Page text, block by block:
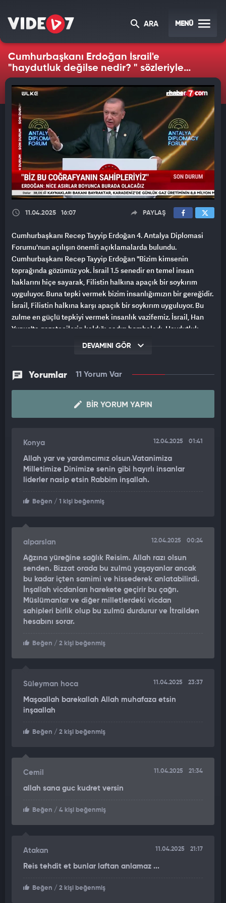
ARA MENÜ
Cumhurbaşkanı Erdoğan İsrail'e
"haydutluk değilse nedir? " sözleriyle
yüklendi
11.04.2025 16:07 PAYLAŞ
Cumhurbaşkanı Recep Tayyip Erdoğan 4. Antalya Diplomasi
Forumu'nun açılışın önemli açıklamalarda bulundu.
Cumhurbaşkanı Recep Tayyip Erdoğan "Bizim kimsenin
toprağında gözümüz yok. İsrail 1.5 senedir en temel insan
haklarını hiçe sayarak, Filistin halkına apaçık bir soykırım
uyguluyor. Buna tepki vermek bizim insanlığımızın bir gereğidir.
İsrail, Filistin halkına karşı apaçık bir soykırım uyguluyor. Bu
zulme en güçlü tepkiyi vermek insanlık vazifemiz. İsrail, Han
Yunus'ta gazetecilerin kaldığı çadırı bombaladı. Haydutluk
DEVAMINI GÖR
Yorumlar 11 Yorum Var
BIR YORUM YAPIN
Konya 12.04.2025 01:41
Allah yar ve yardımcımız olsun.Vatanimiza
Milletimize Dinimize senin gibi hayırlı insanlar
liderler nasip etsin Rabbim inşallah.
Beğen / 1 kişi beğenmiş
alparslan 12.04.2025 00:24
Ağzına yüreğine sağlık Reisim. Allah razı olsun
senden. Bizzat orada bu zulmü yaşayanlar ancak
bu kadar içten samimi ve hissederek anlatabilirdi.
İnşallah vicdanları harekete geçirir bu çağrı.
Müslümanlar ve diğer milletlerdeki vicdan
sahipleri birlik olup bu zulmü durdurur ve İtrailden
hesabını sorar.
Beğen / 2 kişi beğenmiş
Süleyman hoca 11.04.2025 23:37
Maşaallah barekallah Allah muhafaza etsin
inşaallah
Beğen / 2 kişi beğenmiş
Cemil 11.04.2025 21:34
allah sana guc kudret versin
Beğen / 4 kişi beğenmiş
Atakan 11.04.2025 21:17
Reis tehdit et bunlar laftan anlamaz ...
Beğen / 2 kişi beğenmiş